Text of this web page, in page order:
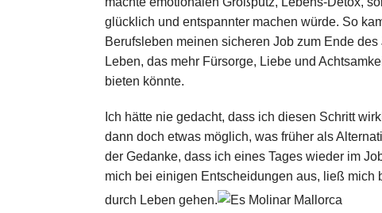
glücklich und entspannter machen würde. So
Berufsleben meinen sicheren Job zum Ende
Leben, das mehr Fürsorge, Liebe und
bieten könnte.
Ich hätte nie gedacht, dass ich diesen Schritt
dann doch etwas möglich, was früher als
der Gedanke, dass ich eines Tages wieder im
mich bei einigen Entscheidungen aus, ließ
durch Leben gehen.